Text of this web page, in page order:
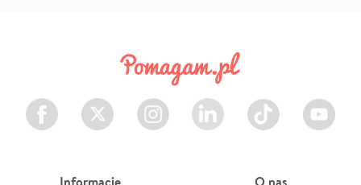
Facebook Twitter Instagram LinkedIn TikTok Youtube